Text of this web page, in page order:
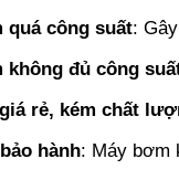
quá công suất:
không đủ công
rẻ, kém chất
hành: Máy bơm